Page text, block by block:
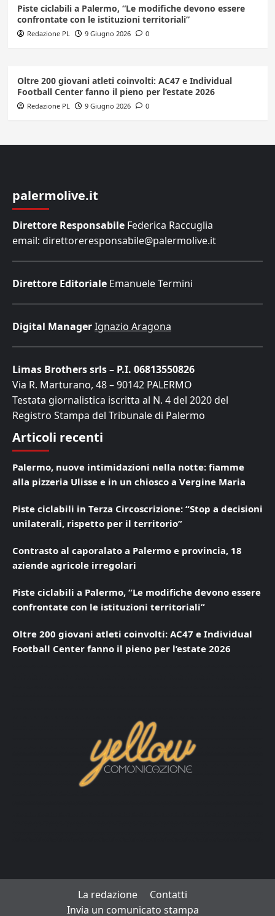
Piste ciclabili a Palermo, “Le modifiche devono essere
confrontate con le istituzioni territoriali”
Redazione PL 9 Giugno 2026 0
Oltre 200 giovani atleti coinvolti: AC47 e Individual
Football Center fanno il pieno per l’estate 2026
Redazione PL 9 Giugno 2026 0
palermolive.it
Direttore Responsabile Federica Raccuglia
email: direttoreresponsabile@palermolive.it
Direttore Editoriale Emanuele Termini
Digital ManagerIgnazio Aragona
Limas Brothers srls – P.I. 06813550826
Via R. Marturano, 48 – 90142 PALERMO
Testata giornalistica iscritta al N. 4 del 2020 del
Registro Stampa del Tribunale di Palermo
Articoli recenti
Palermo, nuove intimidazioni nella notte: fiamme
alla pizzeria Ulisse e in un chiosco a Vergine Maria
Piste ciclabili in Terza Circoscrizione: “Stop a decisioni
unilaterali, rispetto per il territorio”
Contrasto al caporalato a Palermo e provincia, 18
aziende agricole irregolari
Piste ciclabili a Palermo, “Le modifiche devono essere
confrontate con le istituzioni territoriali”
Oltre 200 giovani atleti coinvolti: AC47 e Individual
Football Center fanno il pieno per l’estate 2026
La redazione
Contatti
Invia un comunicato stampa